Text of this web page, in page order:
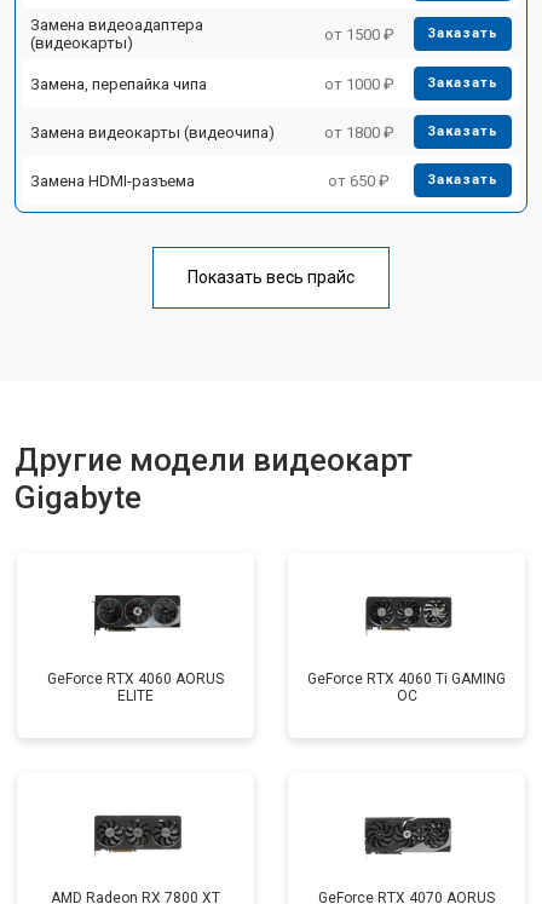
Замена видеоадаптера
(видеокарты)
от 1500 ₽ Заказать
Замена, перепайка чипа от 1000 ₽ Заказать
Замена видеокарты (видеочипа) от 1800 ₽ Заказать
Замена HDMI-разъема от 650 ₽ Заказать
Показать весь прайс
Другие модели видеокарт
Gigabyte
GeForce RTX 4060 AORUS
ELITE
GeForce RTX 4060 Ti GAMING
OC
AMD Radeon RX 7800 XT GeForce RTX 4070 AORUS